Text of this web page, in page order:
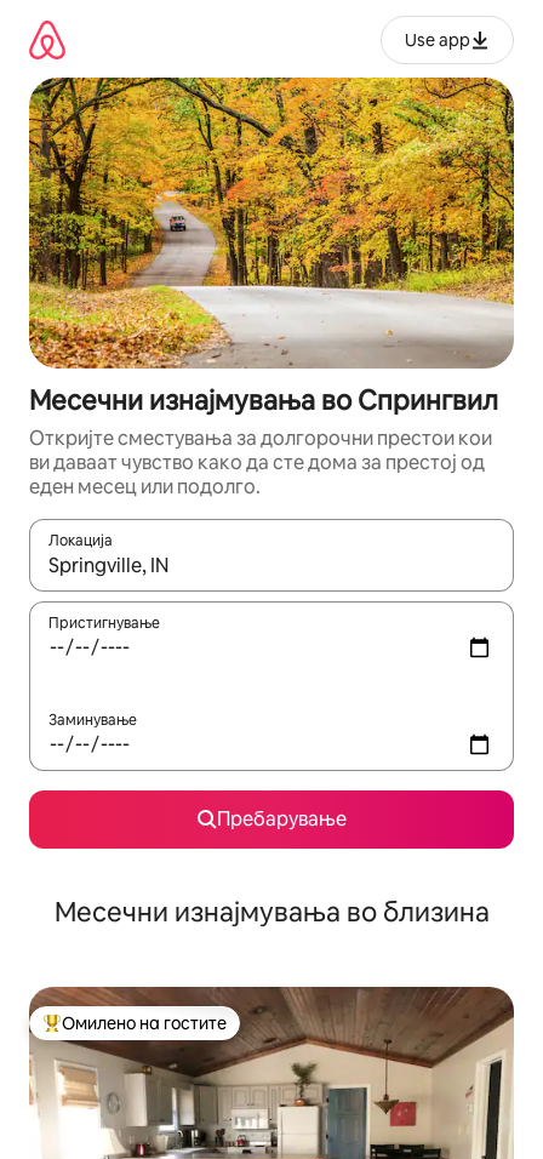
содржина
Use app
Месечни изнајмувања во Спрингвил
Откријте сместувања за долгорочни престои кои
ви даваат чувство како да сте дома за престој од
еден месец или подолго.
Локација
Кога резултатите се достапни, движете се со копчињата
Пристигнување
Заминување
Пребарување
Месечни изнајмувања во близина
Меѓу најуспешните „Омилени на гостите“
Омилено на гостите